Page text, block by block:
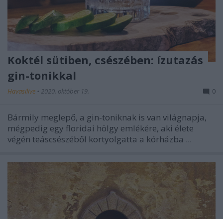
Koktél sütiben, csészében: ízutazás
gin-tonikkal
Havasilive • 2020. október 19. 0
Bármily meglepő, a gin-toniknak is van világnapja,
mégpedig egy floridai hölgy emlékére, aki élete
végén teáscsészéből kortyolgatta a kórházba ...